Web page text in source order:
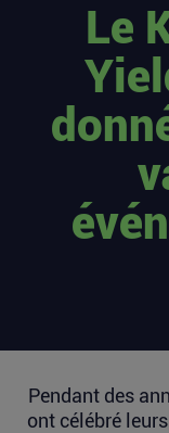
Le
Pendant des
ont célébré